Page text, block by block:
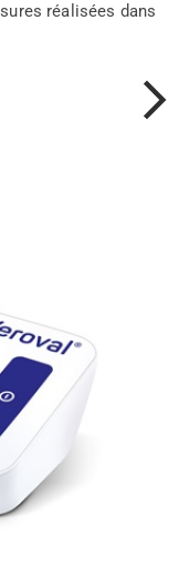
réalisées dans